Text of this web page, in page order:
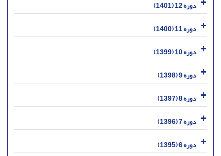
دوره 12 (1401)
دوره 11 (1400)
دوره 10 (1399)
دوره 9 (1398)
دوره 8 (1397)
دوره 7 (1396)
دوره 6 (1395)